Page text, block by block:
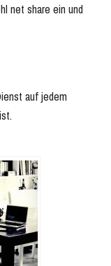
net share ein und
auf jedem